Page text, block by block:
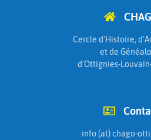
Cercle d'Histoire,
et de
d'Ottignies-
info (at) chago-